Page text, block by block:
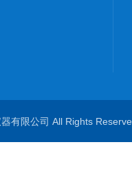
器有限公司 All Rights